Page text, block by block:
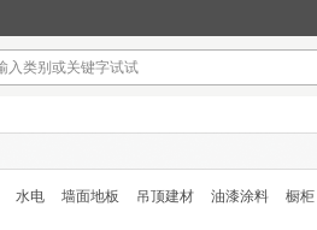
水电 墙面地板 吊顶建材 油漆涂料 橱柜